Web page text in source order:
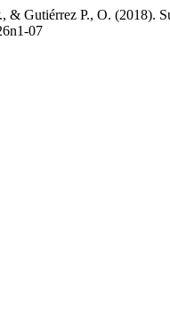
& Gutiérrez P., O. (2018).
07